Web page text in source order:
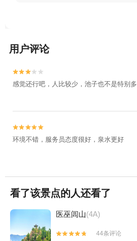
用户评论


感觉还行吧，人比较少，池子也不是特别多


环境不错，服务员态度很好，泉水更好
看了该景点的人还看了
医巫闾山(4A)


44条评论